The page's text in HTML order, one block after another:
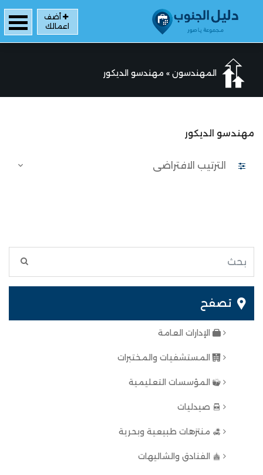
أضف
اعمالك
المهندسون » مهندسو الديكور
مهندسو الديكور
تصفح
الإدارات العامة
المستشفيات والمختبرات
المؤسسات التعليمية
صيدليات
منتزهات طبيعية وبحرية
الفنادق والشاليهات